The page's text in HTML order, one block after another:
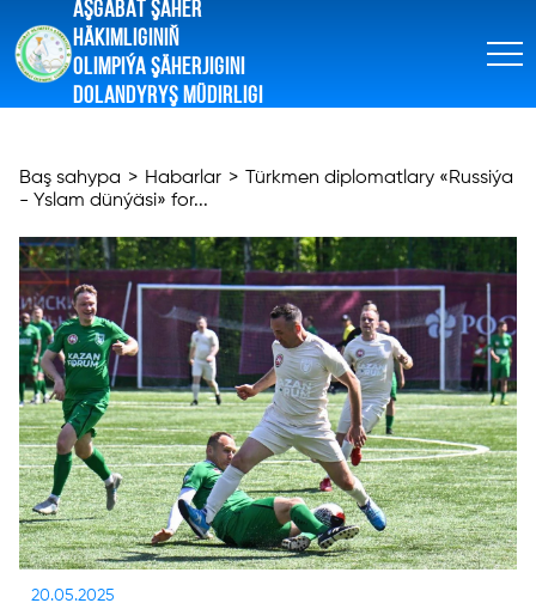
AŞGABAT ŞÄHER
HÄKIMLIGINIŇ
OLIMPIÝA ŞÄHERJIGINI
DOLANDYRYŞ MÜDIRLIGI
Baş sahypa > Habarlar >
Türkmen diplomatlary «Russiýa
- Yslam dünýäsi» for...
20.05.2025